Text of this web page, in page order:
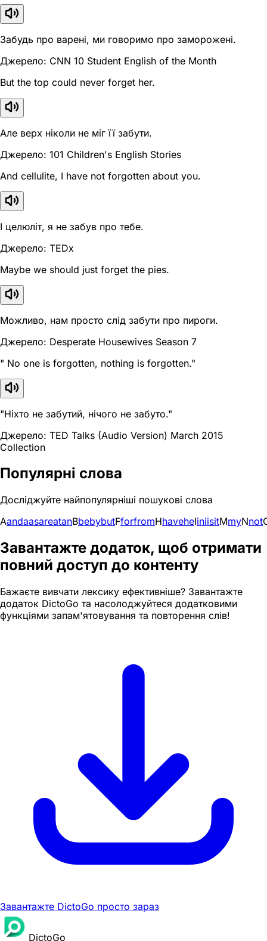
Забудь про варені, ми говоримо про заморожені.
Джерело: CNN 10 Student English of the Month
But the top could never forget her.
Але верх ніколи не міг її забути.
Джерело: 101 Children's English Stories
And cellulite, I have not forgotten about you.
І целюліт, я не забув про тебе.
Джерело: TEDx
Maybe we should just forget the pies.
Можливо, нам просто слід забути про пироги.
Джерело: Desperate Housewives Season 7
" No one is forgotten, nothing is forgotten."
"Ніхто не забутий, нічого не забуто."
Джерело: TED Talks (Audio Version) March 2015
Collection
Популярні слова
Досліджуйте найпопулярніші пошукові слова
AandaasareatanBbebybutFforfromHhaveheIiniisitMmyNnot
Завантажте додаток, щоб отримати
повний доступ до контенту
Бажаєте вивчати лексику ефективніше? Завантажте
додаток DictoGo та насолоджуйтеся додатковими
функціями запам'ятовування та повторення слів!
Завантажте DictoGo просто зараз
DictoGo